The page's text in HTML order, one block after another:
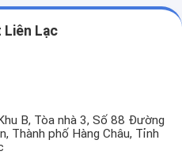
Liên Lạc
B, Tòa nhà 3, Số 88 Đường
Thành phố Hàng Châu, Tỉnh